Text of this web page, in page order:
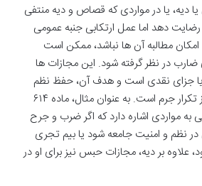
دیه، یا در مواردی که قصاص و دیه منتفی
رضایت دهد اما عمل ارتکابی جنبه عمومی
امکان مطالبه آن ها نباشد، ممکن است
ضارب در نظر گرفته شود. این مجازات ها
جزای نقدی است و هدف آن، حفظ نظم
عمومی و جلوگیری از تکرار جرم است. به عنوان مثال، ماده ۶۱۴
به مواردی اشاره دارد که اگر ضرب و جرح
نظم و امنیت جامعه شود یا بیم تجری
علاوه بر دیه، مجازات حبس نیز برای او در